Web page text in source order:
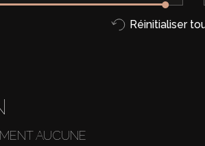
Réinitialiser
AUCUNE